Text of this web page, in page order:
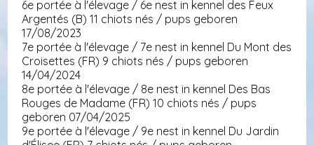
6e portée à l'élevage / 6e nest in kennel des Feux
Argentés (B) 11 chiots nés / pups geboren
17/08/2023
7e portée à l'élevage / 7e nest in kennel Du Mont des
Croisettes (FR) 9 chiots nés / pups geboren
14/04/2024
8e portée à l'élevage / 8e nest in kennel Des Bas
Rouges de Madame (FR) 10 chiots nés / pups
geboren 07/04/2025
9e portée à l'élevage / 9e nest in kennel Du Jardin